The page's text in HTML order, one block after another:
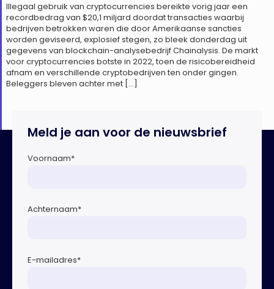
Illegaal gebruik van cryptocurrencies bereikte vorig jaar een
recordbedrag van $20,1 miljard doordat transacties waarbij
bedrijven betrokken waren die door Amerikaanse sancties
worden geviseerd, explosief stegen, zo bleek donderdag uit
gegevens van blockchain-analysebedrijf Chainalysis. De markt
voor cryptocurrencies botste in 2022, toen de risicobereidheid
afnam en verschillende cryptobedrijven ten onder gingen.
Beleggers bleven achter met […]
Meld je aan voor de nieuwsbrief
Voornaam*
Achternaam*
E-mailadres*